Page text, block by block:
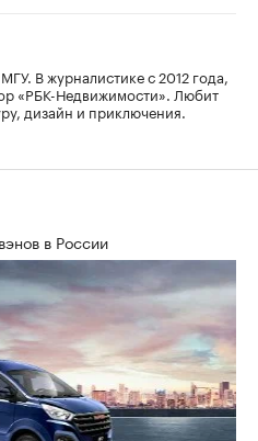
В журналистике с 2012 года,
«РБК-Недвижимости». Любит
дизайн и приключения.
в России